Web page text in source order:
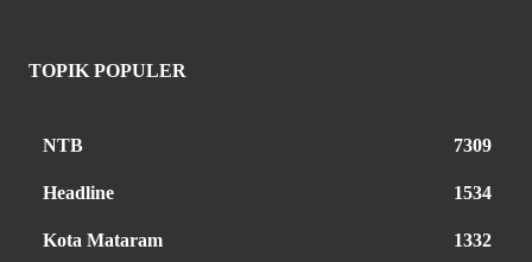
TOPIK POPULER
NTB 7309
Headline 1534
Kota Mataram 1332